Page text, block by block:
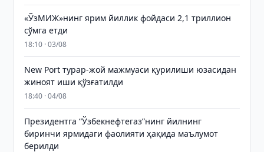
«ЎзМИЖ»нинг ярим йиллик фойдаси 2,1 триллион
сўмга етди
18:10 · 03/08
New Port турар-жой мажмуаси қурилиши юзасидан
жиноят иши қўзғатилди
18:40 · 04/08
Президентга “Ўзбекнефтегаз”нинг йилнинг
биринчи ярмидаги фаолияти ҳақида маълумот
берилди